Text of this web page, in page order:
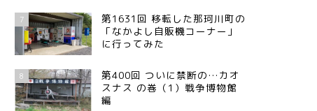
7
第1631回 移転した那珂川町の
「なかよし自販機コーナー」
に行ってみた
8
第400回 ついに禁断の…カオ
スナス の巻（1）戦争博物館
編